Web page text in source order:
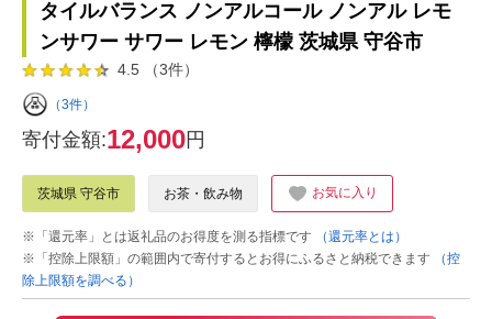
タイルバランス ノンアルコール ノンアル レモ
ンサワー サワー レモン 檸檬 茨城県 守谷市
4.5 （3件）
（3件）
寄付金額:12,000円
茨城県 守谷市 お茶・飲み物 お気に入り
※「還元率」とは返礼品のお得度を測る指標です
（還元率とは）
※「控除上限額」の範囲内で寄付するとお得にふるさと納税できます
（控
除上限額を調べる）